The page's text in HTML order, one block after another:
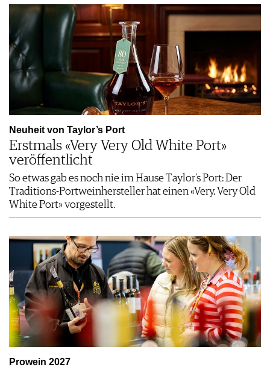
Neuheit von Taylor’s Port
Erstmals «Very Very Old White Port»
veröffentlicht
So etwas gab es noch nie im Hause Taylor’s Port: Der
Traditions-Portweinhersteller hat einen «Very, Very Old
White Port» vorgestellt.
Prowein 2027